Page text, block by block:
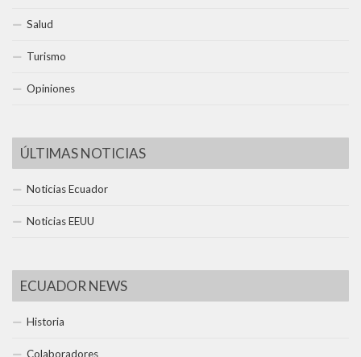
Salud
Turismo
Opiniones
ÚLTIMAS NOTICIAS
Noticias Ecuador
Noticias EEUU
ECUADOR NEWS
Historia
Colaboradores